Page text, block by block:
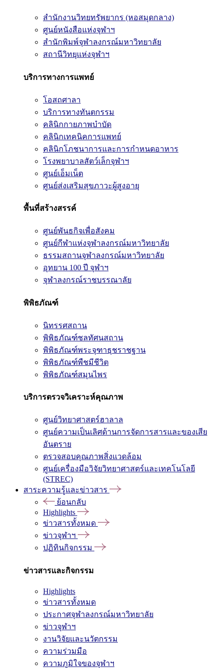
สำนักงานวิทยทรัพยากร (หอสมุดกลาง)
ศูนย์หนังสือแห่งจุฬาฯ
สำนักพิมพ์จุฬาลงกรณ์มหาวิทยาลัย
สถานีวิทยุแห่งจุฬาฯ
บริการทางการแพทย์
โอสถศาลา
บริการทางทันตกรรม
คลินิกกายภาพบำบัด
คลินิกเทคนิคการแพทย์
คลินิกโภชนาการและการกำหนดอาหาร
โรงพยาบาลสัตว์เล็กจุฬาฯ
ศูนย์เอ็มเน็ต
ศูนย์ส่งเสริมสุขภาวะผู้สูงอายุ
พื้นที่สร้างสรรค์
ศูนย์พันธกิจเพื่อสังคม
ศูนย์กีฬาแห่งจุฬาลงกรณ์มหาวิทยาลัย
ธรรมสถานจุฬาลงกรณ์มหาวิทยาลัย
อุทยาน 100 ปี จุฬาฯ
จุฬาลงกรณ์ราชบรรณาลัย
พิพิธภัณฑ์
นิทรรศสถาน
พิพิธภัณฑ์ชลทัศนสถาน
พิพิธภัณฑ์พระจุฑาธุชราชฐาน
พิพิธภัณฑ์พืชมีชีวิต
พิพิธภัณฑ์สมุนไพร
บริการตรวจวิเคราะห์คุณภาพ
ศูนย์วิทยาศาสตร์ฮาลาล
ศูนย์ความเป็นเลิศด้านการจัดการสารและของเสีย
อันตราย
ตรวจสอบคุณภาพสิ่งแวดล้อม
ศูนย์เครื่องมือวิจัยวิทยาศาสตร์และเทคโนโลยี
(STREC)
สาระความรู้และข่าวสาร
ย้อนกลับ
Highlights
ข่าวสารทั้งหมด
ข่าวจุฬาฯ
ปฏิทินกิจกรรม
ข่าวสารและกิจกรรม
Highlights
ข่าวสารทั้งหมด
ประกาศจุฬาลงกรณ์มหาวิทยาลัย
ข่าวจุฬาฯ
งานวิจัยและนวัตกรรม
ความร่วมมือ
ความภูมิใจของจุฬาฯ